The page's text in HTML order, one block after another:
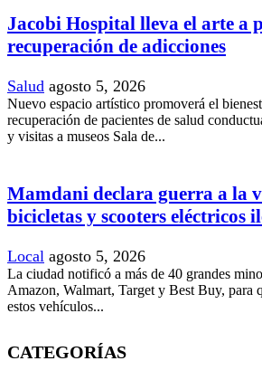
Jacobi Hospital lleva el arte a
recuperación de adicciones
Salud agosto 5, 2026
Nuevo espacio artístico promoverá el
recuperación de pacientes de salud
y visitas a museos Sala de...
Mamdani declara guerra a la
bicicletas y scooters eléctricos
Local agosto 5, 2026
La ciudad notificó a más de 40 grandes
Amazon, Walmart, Target y Best Buy, para
estos vehículos...
CATEGORÍAS